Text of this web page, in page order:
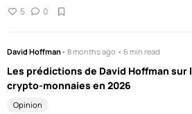
5 0
David Hoffman• 8 months ago • 6 min read
Les prédictions de David Hoffman sur
crypto-monnaies en 2026
Opinion